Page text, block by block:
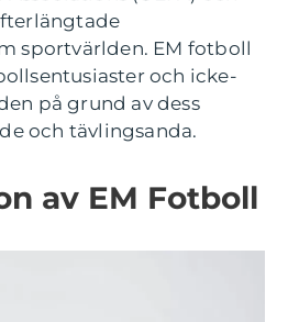
sportvärlden. EM fotboll
och icke-
på grund av dess
och tävlingsanda.
av EM Fotboll